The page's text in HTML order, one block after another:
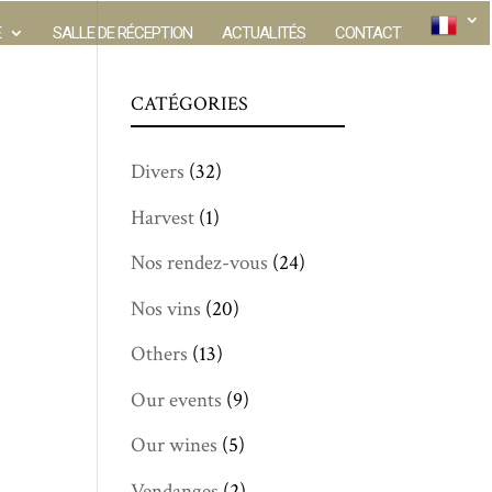
SALLE DE RÉCEPTION ACTUALITÉS CONTACT
CATÉGORIES
Divers (32)
Harvest (1)
Nos rendez-vous (24)
Nos vins (20)
Others (13)
Our events (9)
Our wines (5)